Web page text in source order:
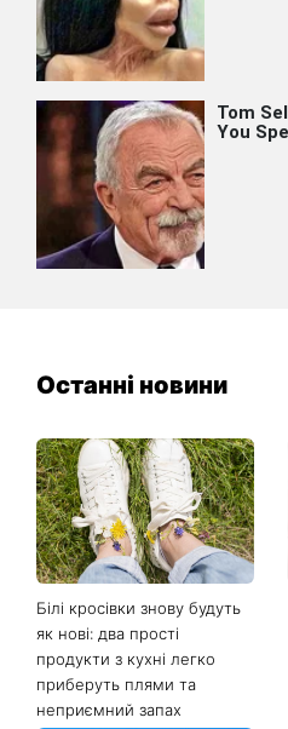
Останні новини
Білі кросівки знову будуть
як нові: два прості
продукти з кухні легко
приберуть плями та
неприємний запах